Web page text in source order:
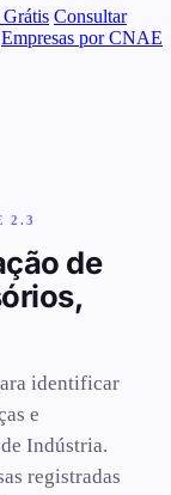
Consultar
Empresas por CNAE
2.3
de
identificar
e
Indústria.
registradas